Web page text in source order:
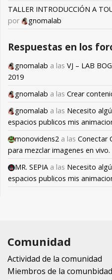
TALLER INTRODUCCIÓN A
por
gnomalab
Respuestas en los
gnomalab a las VJ – LAB
2019
gnomalab a las Crear
gnomalab a las Necesito
espacios publicos mis
monovidens2 a las Conectar
para mezclar imagenes en vivo.
MR. SEPIA a las Necesito
espacios publicos mis
Comunidad
Actividad de la comunidad
Miembros de la comunbidad